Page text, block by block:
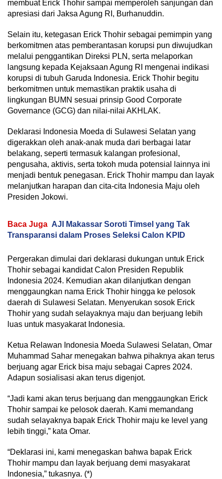
membuat Erick Thohir sampai memperoleh sanjungan dan
apresiasi dari Jaksa Agung RI, Burhanuddin.
Selain itu, ketegasan Erick Thohir sebagai pemimpin yang
berkomitmen atas pemberantasan korupsi pun diwujudkan
melalui penggantikan Direksi PLN, serta melaporkan
langsung kepada Kejaksaan Agung RI mengenai indikasi
korupsi di tubuh Garuda Indonesia. Erick Thohir begitu
berkomitmen untuk memastikan praktik usaha di
lingkungan BUMN sesuai prinsip Good Corporate
Governance (GCG) dan nilai-nilai AKHLAK.
Deklarasi Indonesia Moeda di Sulawesi Selatan yang
digerakkan oleh anak-anak muda dari berbagai latar
belakang, seperti termasuk kalangan profesional,
pengusaha, aktivis, serta tokoh muda potensial lainnya ini
menjadi bentuk penegasan. Erick Thohir mampu dan layak
melanjutkan harapan dan cita-cita Indonesia Maju oleh
Presiden Jokowi.
Baca Juga AJI Makassar Soroti Timsel yang Tak
Transparansi dalam Proses Seleksi Calon KPID
Pergerakan dimulai dari deklarasi dukungan untuk Erick
Thohir sebagai kandidat Calon Presiden Republik
Indonesia 2024. Kemudian akan dilanjutkan dengan
menggaungkan nama Erick Thohir hingga ke pelosok
daerah di Sulawesi Selatan. Menyerukan sosok Erick
Thohir yang sudah selayaknya maju dan berjuang lebih
luas untuk masyakarat Indonesia.
Ketua Relawan Indonesia Moeda Sulawesi Selatan, Omar
Muhammad Sahar menegakan bahwa pihaknya akan terus
berjuang agar Erick bisa maju sebagai Capres 2024.
Adapun sosialisasi akan terus digenjot.
“Jadi kami akan terus berjuang dan menggaungkan Erick
Thohir sampai ke pelosok daerah. Kami memandang
sudah selayaknya bapak Erick Thohir maju ke level yang
lebih tinggi,” kata Omar.
“Deklarasi ini, kami menegaskan bahwa bapak Erick
Thohir mampu dan layak berjuang demi masyakarat
Indonesia,” tukasnya. (*)